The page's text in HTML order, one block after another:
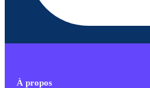
À propos